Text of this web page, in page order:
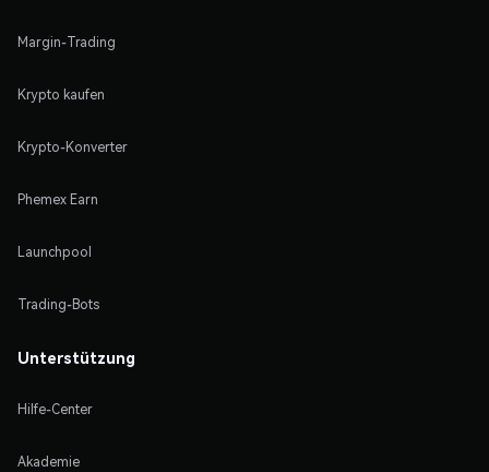
Margin-Trading
Krypto kaufen
Krypto-Konverter
Phemex Earn
Launchpool
Trading-Bots
Unterstützung
Hilfe-Center
Akademie